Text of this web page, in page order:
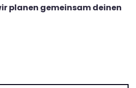
planen gemeinsam deinen